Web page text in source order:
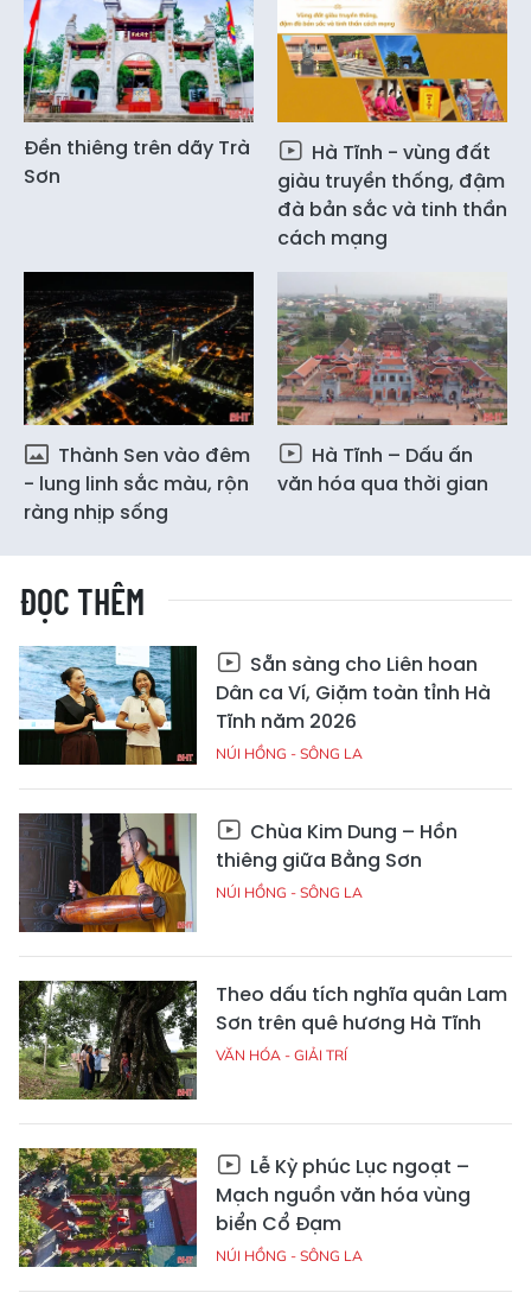
Đền thiêng trên dãy Trà
Sơn
Hà Tĩnh - vùng đất
giàu truyền thống, đậm
đà bản sắc và tinh thần
cách mạng
Thành Sen vào đêm
- lung linh sắc màu, rộn
ràng nhịp sống
Hà Tĩnh – Dấu ấn
văn hóa qua thời gian
ĐỌC THÊM
Sẵn sàng cho Liên hoan
Dân ca Ví, Giặm toàn tỉnh Hà
Tĩnh năm 2026
NÚI HỒNG - SÔNG LA
Chùa Kim Dung – Hồn
thiêng giữa Bằng Sơn
NÚI HỒNG - SÔNG LA
Theo dấu tích nghĩa quân Lam
Sơn trên quê hương Hà Tĩnh
VĂN HÓA - GIẢI TRÍ
Lễ Kỳ phúc Lục ngoạt –
Mạch nguồn văn hóa vùng
biển Cổ Đạm
NÚI HỒNG - SÔNG LA